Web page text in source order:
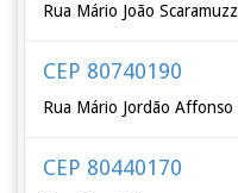
Rua Mário João
CEP 80740190
Rua Mário Jordão Affonso
CEP 80440170